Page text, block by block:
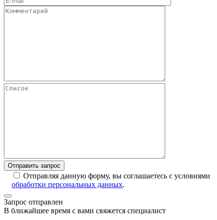
Отправляя данную форму, вы соглашаетесь с условиями
обработки персональных данных.
Запрос отправлен
В ближайшее время с вами свяжется специалист